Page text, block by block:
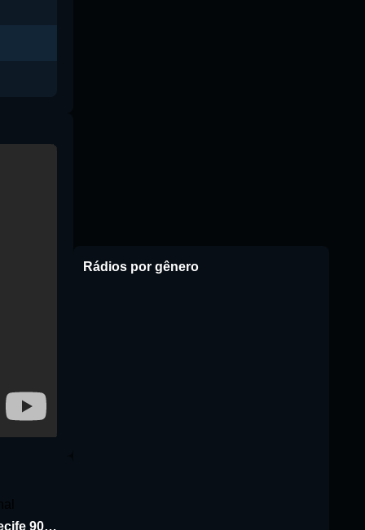
Rádio Jornal de Recife 90.3 FM
Rádios por gênero